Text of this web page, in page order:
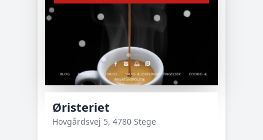
Øristeriet
Hovgårdsvej 5, 4780 Stege